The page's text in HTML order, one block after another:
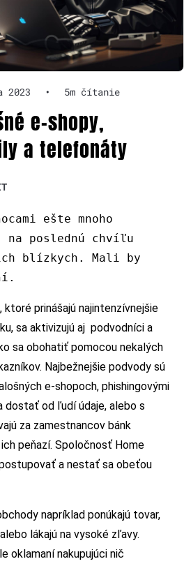
2023 • 5m čítanie
e-shopy,
a telefonáty
ešte mnoho
na poslednú chvíľu
blízkych. Mali by
ktoré prinášajú najintenzívnejšie
sa aktivizujú aj podvodníci a
sa obohatiť pomocou nekalých
Najbežnejšie podvody sú
e-shopoch, phishingovými
dostať od ľudí údaje, alebo s
za zamestnancov bánk
peňazí. Spoločnosť Home
a nestať sa obeťou
napríklad ponúkajú tovar,
lákajú na vysoké zľavy.
oklamaní nakupujúci nič